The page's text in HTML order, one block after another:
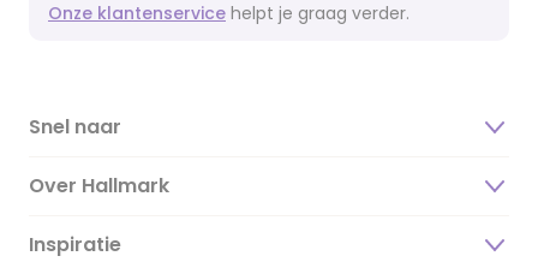
Onze klantenservice helpt je graag verder.
Snel naar
Over Hallmark
Over ons
Inspiratie